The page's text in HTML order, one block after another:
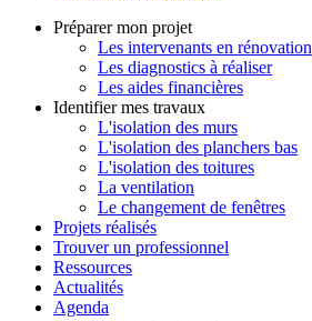
Préparer mon projet
Les intervenants en rénovation
Les diagnostics à réaliser
Les aides financières
Identifier mes travaux
L'isolation des murs
L'isolation des planchers bas
L'isolation des toitures
La ventilation
Le changement de fenêtres
Projets réalisés
Trouver un professionnel
Ressources
Actualités
Agenda